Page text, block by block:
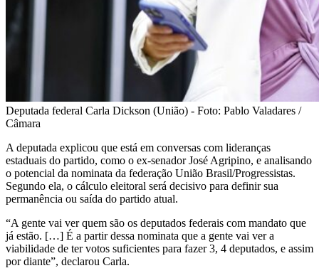
Deputada federal Carla Dickson (União) - Foto: Pablo Valadares /
Câmara
A deputada explicou que está em conversas com lideranças
estaduais do partido, como o ex-senador José Agripino, e analisando
o potencial da nominata da federação União Brasil/Progressistas.
Segundo ela, o cálculo eleitoral será decisivo para definir sua
permanência ou saída do partido atual.
“A gente vai ver quem são os deputados federais com mandato que
já estão. […] É a partir dessa nominata que a gente vai ver a
viabilidade de ter votos suficientes para fazer 3, 4 deputados, e assim
por diante”, declarou Carla.